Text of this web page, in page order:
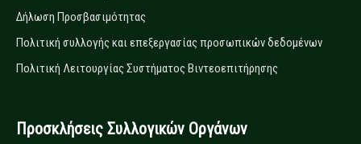
Δήλωση Προσβασιμότητας
Πολιτική συλλογής και επεξεργασίας προσωπικών δεδομένων
Πολιτική Λειτουργίας Συστήματος Βιντεοεπιτήρησης
Προσκλήσεις Συλλογικών Οργάνων